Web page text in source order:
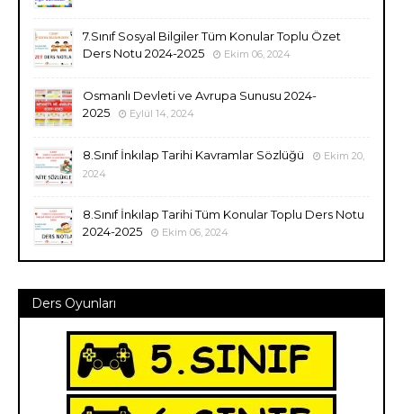
7.Sınıf Sosyal Bilgiler Tüm Konular Toplu Özet
Ders Notu 2024-2025
Ekim 06, 2024
Osmanlı Devleti ve Avrupa Sunusu 2024-
2025
Eylül 14, 2024
8.Sınıf İnkılap Tarihi Kavramlar Sözlüğü
Ekim 20,
2024
8.Sınıf İnkılap Tarihi Tüm Konular Toplu Ders Notu
2024-2025
Ekim 06, 2024
Ders Oyunları